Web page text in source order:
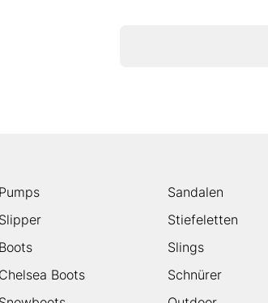
Pumps
Sandalen
Slipper
Stiefeletten
Boots
Slings
Chelsea Boots
Schnürer